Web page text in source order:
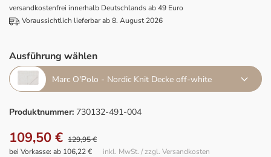
versandkostenfrei innerhalb Deutschlands ab 49 Euro
Voraussichtlich lieferbar ab 8. August 2026
Ausführung wählen
Marc O'Polo - Nordic Knit Decke off-white
Produktnummer: 730132-491-004
109,50 € 129,95 €
inkl. MwSt. / zzgl. Versandkosten
bei Vorkasse: ab 106,22 €